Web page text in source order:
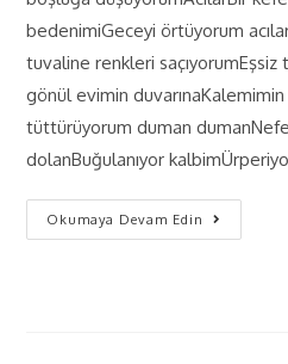
bedenimiGeceyi örtüyorum
tuvaline renkleri saçıyorumEşsiz
gönül evimin
tüttürüyorum duman
dolanBuğulanıyor
Okumaya Devam Edin